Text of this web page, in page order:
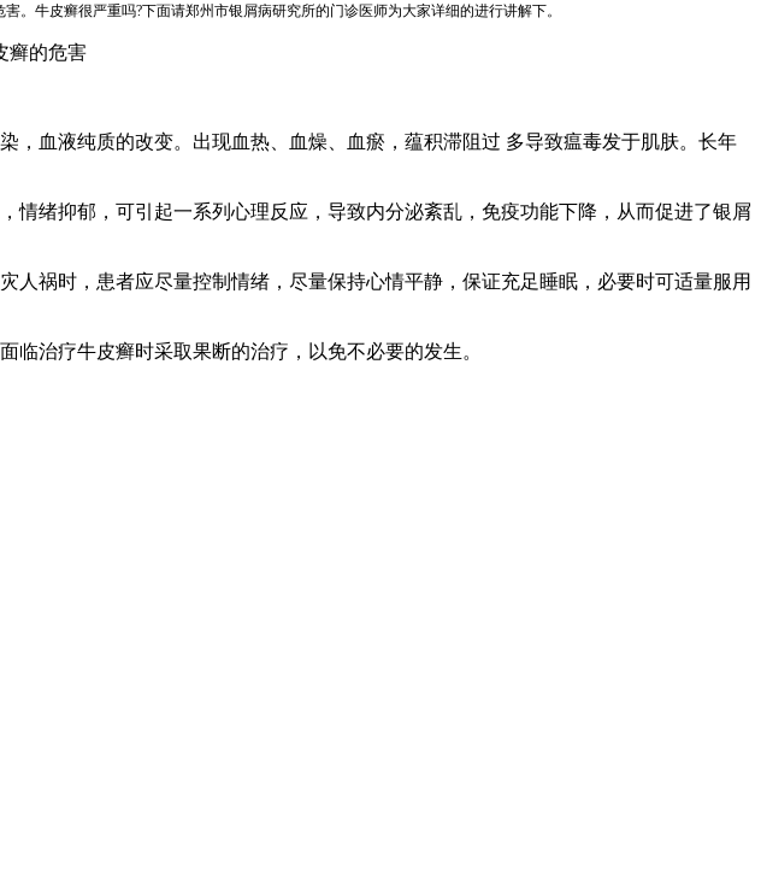
。牛皮癣很严重吗?下面请郑州市银屑病研究所的门诊医师为大家详细的进行讲解下。
血液纯质的改变。出现血热、血燥、血瘀，蕴积滞阻过 多导致瘟毒发于肌肤。长年
绪抑郁，可引起一系列心理反应，导致内分泌紊乱，免疫功能下降，从而促进了银屑
祸时，患者应尽量控制情绪，尽量保持心情平静，保证充足睡眠，必要时可适量服用
临治疗牛皮癣时采取果断的治疗，以免不必要的发生。